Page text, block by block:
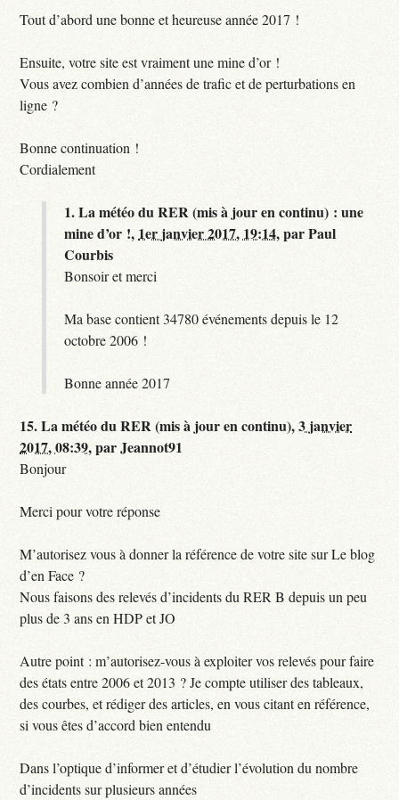
Tout d’abord une bonne et heureuse année 2017 !
Ensuite, votre site est vraiment une mine d’or !
Vous avez combien d’années de trafic et de perturbations en
ligne ?
Bonne continuation !
Cordialement
1.La météo du RER (mis à jour en continu) : une
mine d’or !, 1er janvier 2017, 19:14,parPaul
Courbis
Bonsoir et merci
Ma base contient 34780 événements depuis le 12
octobre 2006 !
Bonne année 2017
15.La météo du RER (mis à jour en continu),3 janvier
2017, 08:39,parJeannot91
Bonjour
Merci pour votre réponse
M’autorisez vous à donner la référence de votre site sur Le blog
d’en Face ?
Nous faisons des relevés d’incidents du RER B depuis un peu
plus de 3 ans en HDP et JO
Autre point : m’autorisez-vous à exploiter vos relevés pour faire
des états entre 2006 et 2013 ? Je compte utiliser des tableaux,
des courbes, et rédiger des articles, en vous citant en référence,
si vous êtes d’accord bien entendu
Dans l’optique d’informer et d’étudier l’évolution du nombre
d’incidents sur plusieurs années